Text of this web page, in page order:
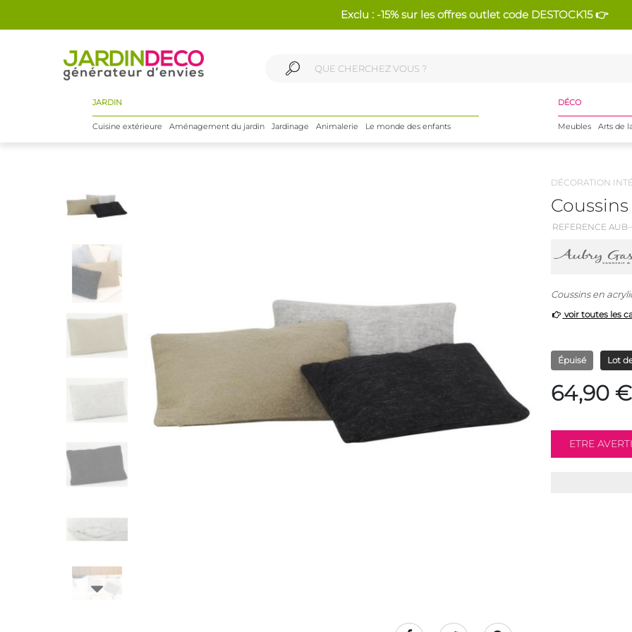
Exclu : -15% sur les offres outlet code DESTOCK15 👉
JARDIN
Cuisine extérieure Aménagement du jardin Jardinage Animalerie Le monde des enfants
DÉCO
Meubles Arts de
DÉCORATION
REFERENCE
Coussins en
voir toutes les
Épuisé Lot
64,90 €